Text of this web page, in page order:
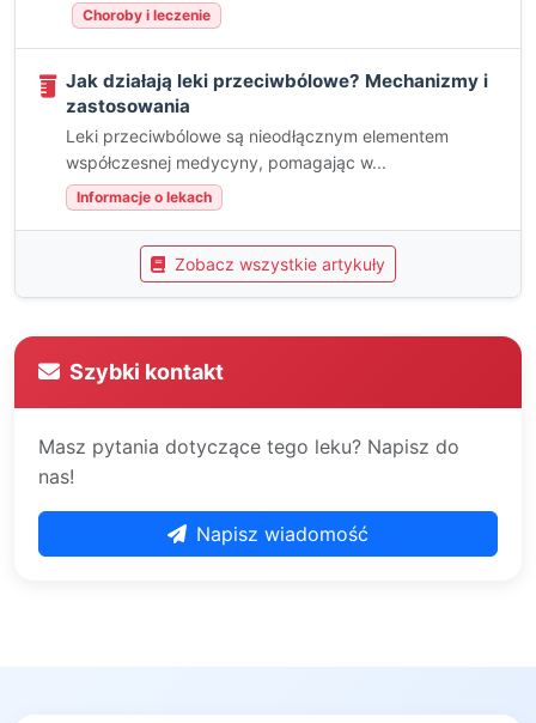
Choroby i leczenie
Jak działają leki przeciwbólowe? Mechanizmy i
zastosowania
Leki przeciwbólowe są nieodłącznym elementem
współczesnej medycyny, pomagając w...
Informacje o lekach
Zobacz wszystkie artykuły
Szybki kontakt
Masz pytania dotyczące tego leku? Napisz do
nas!
Napisz wiadomość